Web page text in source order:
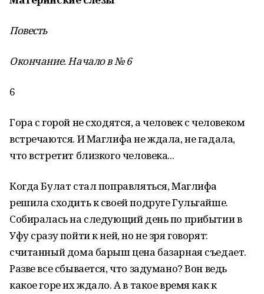
Повесть
Окончание. Начало в № 6
6
Гора с горой не сходятся, а человек с человеком
встречаются. И Маглифа не ждала, не гадала,
что встретит близкого человека...
Когда Булат стал поправляться, Маглифа
решила сходить к своей подруге Гульгайше.
Собиралась на следующий день по прибытии в
Уфу сразу пойти к ней, но не зря говорят:
считанный дома барыш це­на базарная съедает.
Разве все сбывается, что задумано? Вон ведь
какое горе их ждало. А в такое время как к